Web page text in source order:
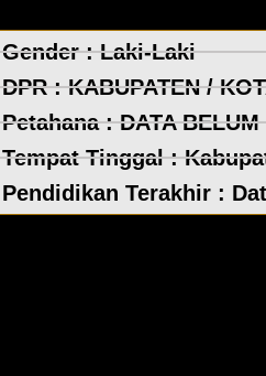
Gender : Laki-Laki
DPR :KABUPATEN /
Petahana : DATA
Tempat Tinggal :
Pendidikan Terakhir :